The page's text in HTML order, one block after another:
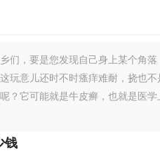
们，要是您发现自己身上某个角
玩意儿还时不时瘙痒难耐，挠也
？它可能就是牛皮癣，也就是医
钱